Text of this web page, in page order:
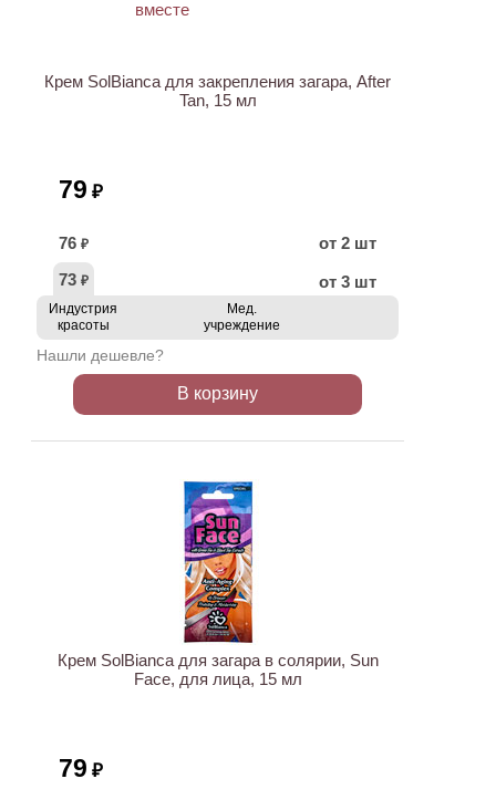
Крем SolBianca для закрепления загара, After
Tan, 15 мл
79 ₽
76 ₽
от 2 шт
73 ₽ от 3 шт
Индустрия
красоты
Мед.
учреждение
Нашли дешевле?
В корзину
Крем SolBianca для загара в солярии, Sun
Face, для лица, 15 мл
79 ₽